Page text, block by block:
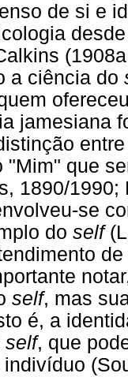
de si e
a ciência do
jamesiana
"Mim" que
1890/
se
do self
self, mas
é, a
self, que